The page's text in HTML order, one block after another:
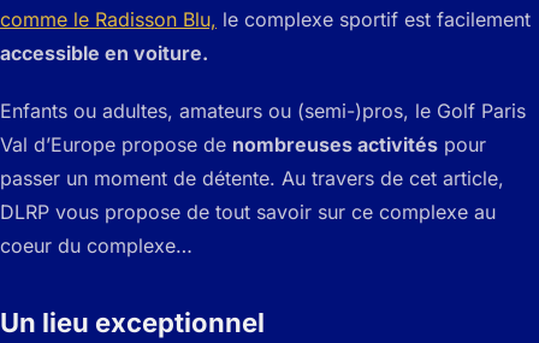
comme le Radisson Blu, le complexe sportif est facilement
accessible en voiture.
Enfants ou adultes, amateurs ou (semi-)pros, le Golf Paris
Val d’Europe propose de nombreuses activités pour
passer un moment de détente. Au travers de cet article,
DLRP vous propose de tout savoir sur ce complexe au
coeur du complexe…
Un lieu exceptionnel